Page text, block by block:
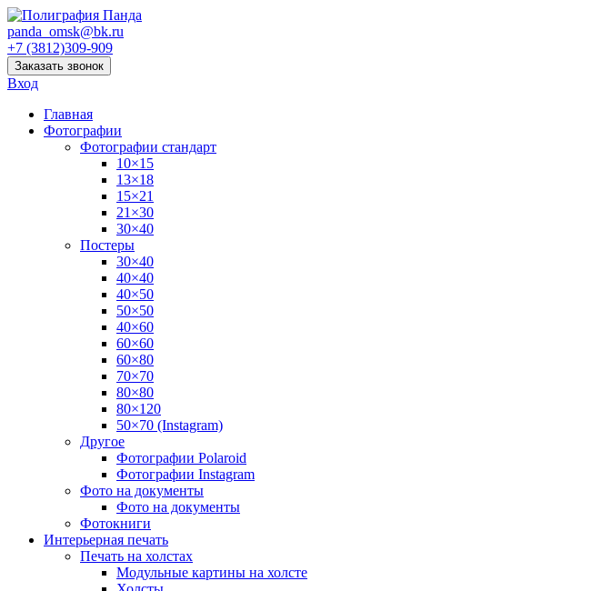
panda_omsk@bk.ru
+7 (3812)309-909
Заказать звонок
Вход
Главная
Фотографии
Фотографии стандарт
10×15
13×18
15×21
21×30
30×40
Постеры
30×40
40×40
40×50
50×50
40×60
60×60
60×80
70×70
80×80
80×120
50×70 (Instagram)
Другое
Фотографии Polaroid
Фотографии Instagram
Фото на документы
Фото на документы
Фотокниги
Интерьерная печать
Печать на холстах
Модульные картины на холсте